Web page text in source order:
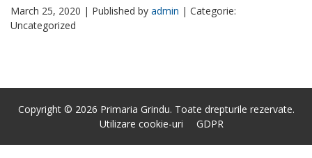
March 25, 2020 | Published by admin | Categorie:
Uncategorized
Copyright © 2026 Primaria Grindu. Toate drepturile rezervate.
Utilizare cookie-uri
GDPR